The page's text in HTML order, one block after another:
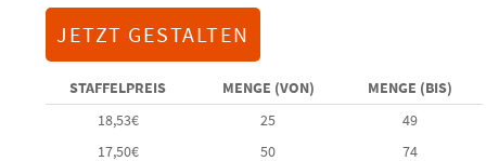
basierend
Kundenbewertung
JETZT GESTALTEN
STAFFELPREIS MENGE (VON)
MENGE (BIS)
18,53€ 25
49
17,50€ 50
74